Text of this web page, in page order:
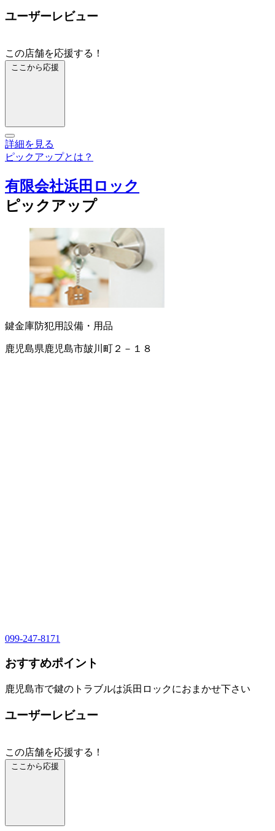
ユーザーレビュー
この店舗を応援する！
ここから応援
詳細を見る
ピックアップとは？
有限会社浜田ロック
ピックアップ
鍵金庫防犯用設備・用品
鹿児島県鹿児島市皷川町２－１８
099-247-8171
おすすめポイント
鹿児島市で鍵のトラブルは浜田ロックにおまかせ下さい
ユーザーレビュー
この店舗を応援する！
ここから応援